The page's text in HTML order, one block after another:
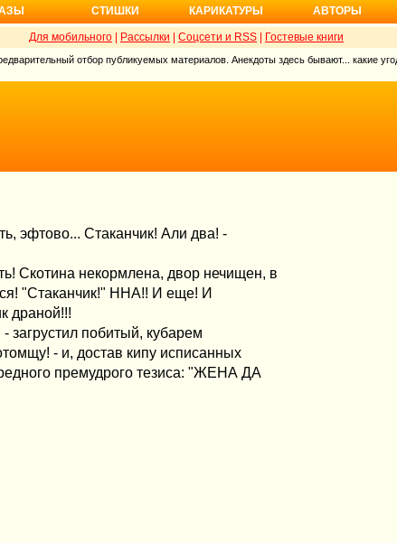
СТИШКИ КАРИКАТУРЫ АВТОРЫ
Для мобильного Рассылки Соцсети и RSS Гостевые книги
отбор публикуемых материалов. Анекдоты здесь бывают... какие
эфтово... Стаканчик! Али два! -
Скотина некормлена, двор нечищен, в
"Стаканчик!" ННА!! И еще! И
драной!!!
загрустил побитый, кубарем
- и, достав кипу исписанных
премудрого тезиса: "ЖЕНА ДА